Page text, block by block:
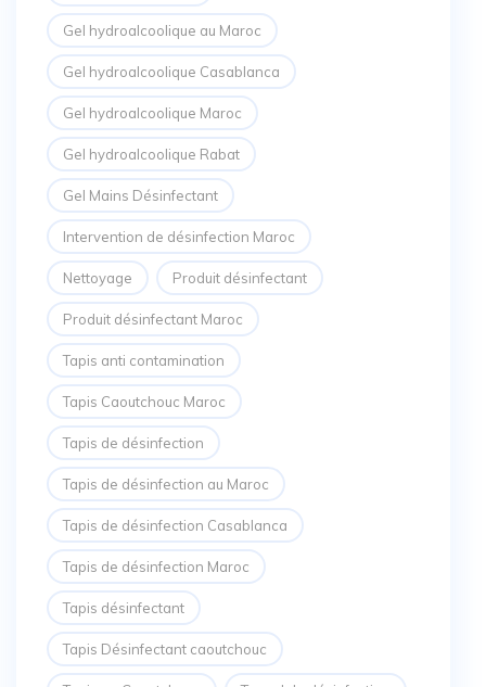
Gel hydroalcoolique au Maroc
Gel hydroalcoolique Casablanca
Gel hydroalcoolique Maroc
Gel hydroalcoolique Rabat
Gel Mains Désinfectant
Intervention de désinfection Maroc
Nettoyage Produit désinfectant
Produit désinfectant Maroc
Tapis anti contamination
Tapis Caoutchouc Maroc
Tapis de désinfection
Tapis de désinfection au Maroc
Tapis de désinfection Casablanca
Tapis de désinfection Maroc
Tapis désinfectant
Tapis Désinfectant caoutchouc